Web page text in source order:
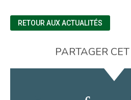
RETOUR AUX ACTUALITÉS
PARTAGER